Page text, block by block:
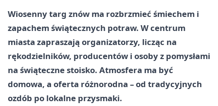
Wiosenny targ znów ma rozbrzmieć śmiechem i
zapachem świątecznych potraw. W centrum
miasta zapraszają organizatorzy, licząc na
rękodzielników, producentów i osoby z pomysłami
na świąteczne stoisko. Atmosfera ma być
domowa, a oferta różnorodna – od tradycyjnych
ozdób po lokalne przysmaki.